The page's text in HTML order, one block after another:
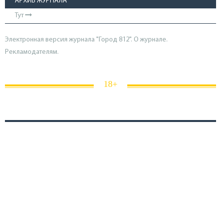
Тут
Электронная версия журнала "Город 812". О журнале.
Рекламодателям.
18+